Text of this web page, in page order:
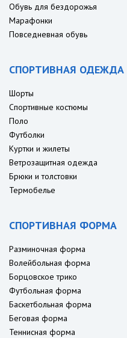
Обувь для бездорожья
Марафонки
Повседневная обувь
СПОРТИВНАЯ ОДЕЖДА
Шорты
Спортивные костюмы
Поло
Футболки
Куртки и жилеты
Ветрозащитная одежда
Брюки и толстовки
Термобелье
СПОРТИВНАЯ ФОРМА
Разминочная форма
Волейбольная форма
Борцовское трико
Футбольная форма
Баскетбольная форма
Беговая форма
Теннисная форма